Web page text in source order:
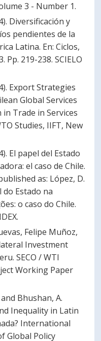
3 - Number 1.
Diversificación y
pendientes de la
Latina. En: Ciclos,
Pp. 219-238. SCIELO
Export Strategies
Global Services
in Trade in Services
Studies, IIFT, New
El papel del Estado
el caso de Chile.
as: López, D.
do Estado na
o caso do Chile.
Felipe Muñoz,
Investment
SECO / WTI
Working Paper
Bhushan, A.
Inequality in Latin
International
Global Policy